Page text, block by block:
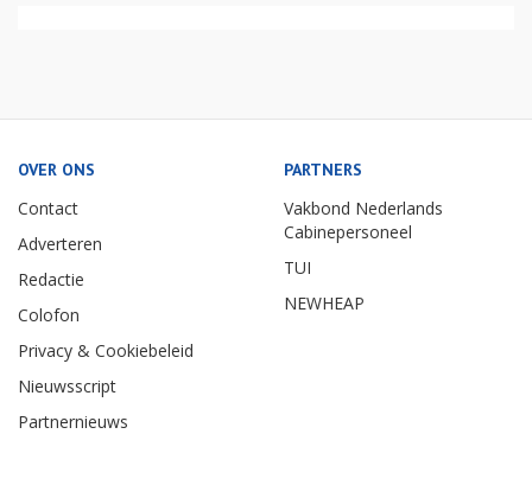
OVER ONS
Contact
Adverteren
Redactie
Colofon
Privacy & Cookiebeleid
Nieuwsscript
Partnernieuws
PARTNERS
Vakbond Nederlands
Cabinepersoneel
TUI
NEWHEAP